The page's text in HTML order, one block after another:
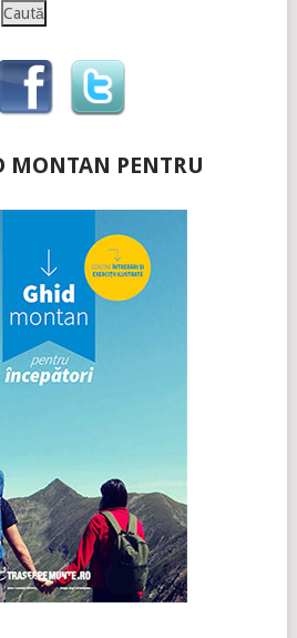
Caută
MONTAN PENTRU